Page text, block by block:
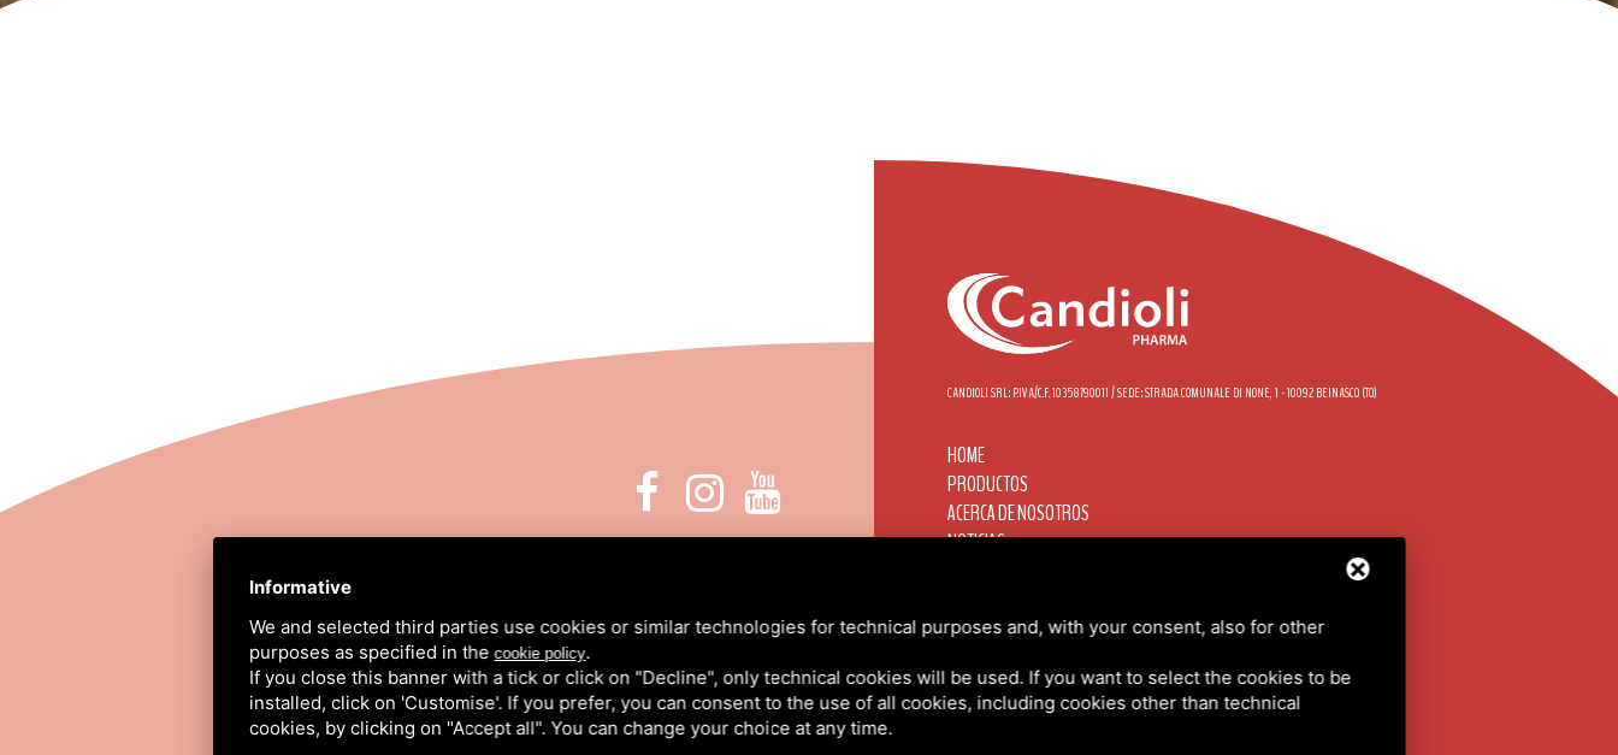
+39 011 3490232
CANDIOLI SRL: P.IVA/C.F. 10358790011 / SEDE: STRADA COMUNALE DI NONE, 1 - 10092 BEINASCO (TO)
HOME
PRODUCTOS
ACERCA DE NOSOTROS
NOTICIAS
ÁREA RESERVADA
Informative
We and selected third parties use cookies or similar technologies for technical purposes and, with your consent, also for other
purposes as specified in thecookie policy.
If you close this banner with a tick or click on "Decline", only technical cookies will be used. If you want to select the cookies to be
installed, click on 'Customise'. If you prefer, you can consent to the use of all cookies, including cookies other than technical
cookies, by clicking on "Accept all". You can change your choice at any time.